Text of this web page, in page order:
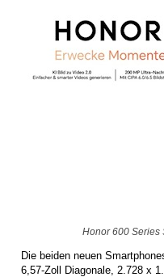
Honor 600 Series
Die beiden neuen
6,57-Zoll Diagonale, 2.728 x